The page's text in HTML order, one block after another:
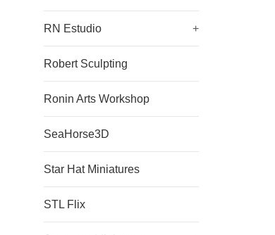
RN Estudio +
Robert Sculpting
Ronin Arts Workshop
SeaHorse3D
Star Hat Miniatures
STL Flix